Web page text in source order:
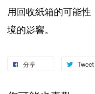
用回收紙箱的可能
境的影響。
分享 Tweet